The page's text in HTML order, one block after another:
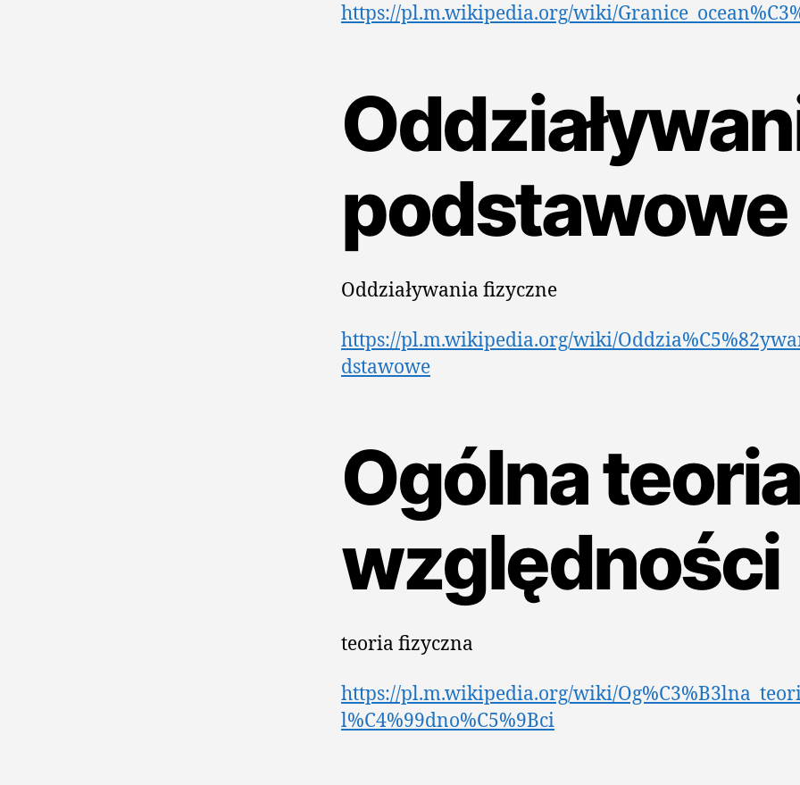
https://pl.m.wikipedia.org/wiki/
podstawowe
Oddziaływania fizyczne
https://pl.m.wikipedia.org/wiki/
dstawowe
Ogólna teoria
względności
teoria fizyczna
https://pl.m.wikipedia.org/wiki/
l%C4%99dno%C5%9Bci